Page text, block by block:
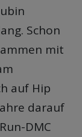
Schon
mit
auf Hip
darauf
DMC